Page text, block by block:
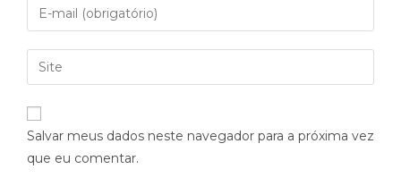
Salvar meus dados neste navegador para a próxima vez
que eu comentar.